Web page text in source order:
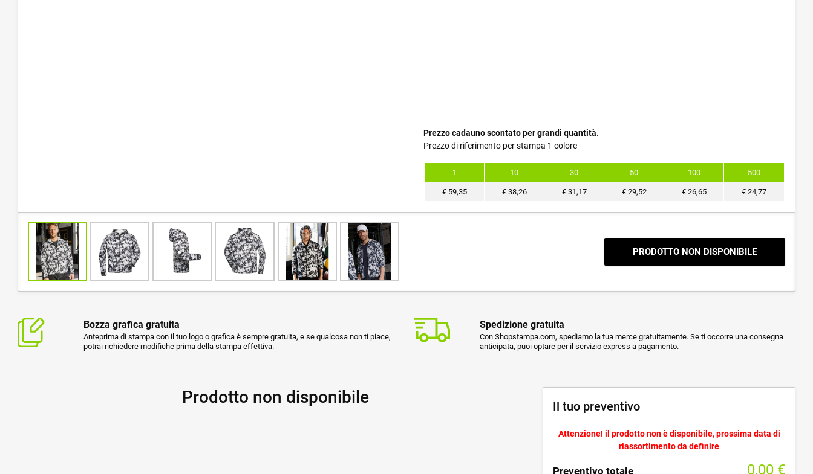
Prezzo cadauno scontato per grandi quantità.
Prezzo di riferimento per stampa 1 colore
1 10 30 50 100 500
€ 59,35 € 38,26 € 31,17 € 29,52 € 26,65 € 24,77
PRODOTTO NON DISPONIBILE
Bozza grafica gratuita
Anteprima di stampa con il tuo logo o grafica è sempre gratuita, e se qualcosa non ti piace,
potrai richiedere modifiche prima della stampa effettiva.
Spedizione gratuita
Con Shopstampa.com, spediamo la tua merce gratuitamente. Se ti occorre una consegna
anticipata, puoi optare per il servizio express a pagamento.
Prodotto non disponibile Il tuo preventivo
Attenzione! il prodotto non è disponibile, prossima data di
riassortimento da definire
Preventivo totale 0,00 €